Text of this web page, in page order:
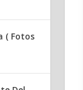
( Fotos